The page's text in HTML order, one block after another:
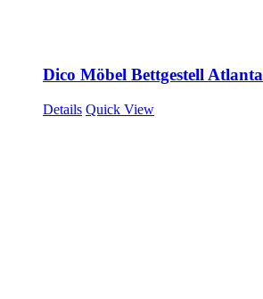
Dico Möbel Bettgestell Atlanta
Details Quick View